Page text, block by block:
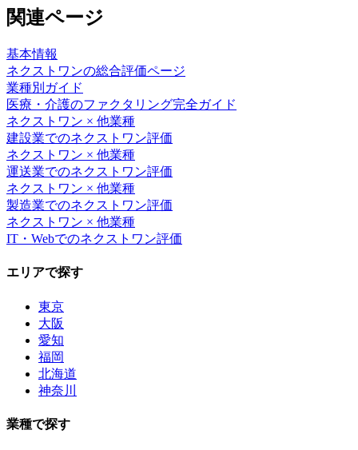
関連ページ
基本情報
ネクストワンの総合評価ページ
業種別ガイド
医療・介護のファクタリング完全ガイド
ネクストワン × 他業種
建設業でのネクストワン評価
ネクストワン × 他業種
運送業でのネクストワン評価
ネクストワン × 他業種
製造業でのネクストワン評価
ネクストワン × 他業種
IT・Webでのネクストワン評価
エリアで探す
東京
大阪
愛知
福岡
北海道
神奈川
業種で探す